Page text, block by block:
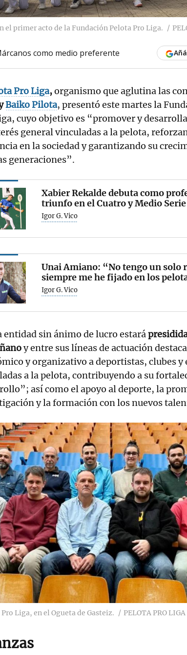
el primer acto de la Fundación Pelota Pro Liga.
como medio preferente
ProLiga,organismo que aglutina las
Baiko Pilota, presentó este martes la
cuyo objetivo es “promover y
general vinculadas a la pelota,
en la sociedad y garantizando su
generaciones”.
Xabier Rekalde debuta como
triunfo en el Cuatro y Medio Serie
Igor G. Vico
Unai Amiano: “No tengo un solo
siempre me he fijado en los
Igor G. Vico
entidad sin ánimo de lucro estará
y entre sus líneas de actuación
y organizativo a deportistas, clubes y
a la pelota, contribuyendo a su
así como el apoyo al deporte, la
y la formación con los nuevos
Liga, en el Ogueta de Gasteiz. PELOTA PRO LIGA